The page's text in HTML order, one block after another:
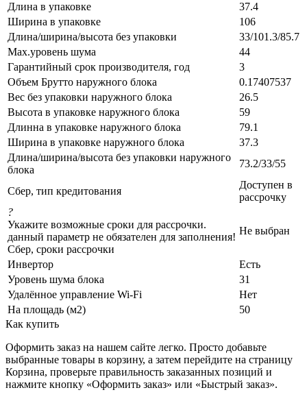
Длина в упаковке
37.4
Ширина в упаковке
106
Длина/ширина/высота без упаковки
33/101.3/85.7
Max.уровень шума
44
Гарантийный срок производителя, год
3
Объем Брутто наружного блока
0.17407537
Вес без упаковки наружного блока
26.5
Высота в упаковке наружного блока
59
Длинна в упаковке наружного блока
79.1
Ширина в упаковке наружного блока
37.3
Длина/ширина/высота без упаковки наружного
блока
73.2/33/55
Сбер, тип кредитования
Доступен в
рассрочку
?
Укажите возможные сроки для рассрочки.
данный параметр не обязателен для заполнения!
Сбер, сроки рассрочки
Не выбран
Инвертор
Есть
Уровень шума блока
31
Удалённое управление Wi-Fi
Нет
На площадь (м2)
50
Как купить
Оформить заказ на нашем сайте легко. Просто добавьте
выбранные товары в корзину, а затем перейдите на страницу
Корзина, проверьте правильность заказанных позиций и
нажмите кнопку «Оформить заказ» или «Быстрый заказ».